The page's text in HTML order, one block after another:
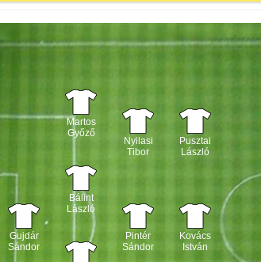
Gujdár
Sándor
Martos
Győző
Bálint
László
Nyilasi
Tibor
Pintér
Sándor
Pusztai
László
Kovács
István